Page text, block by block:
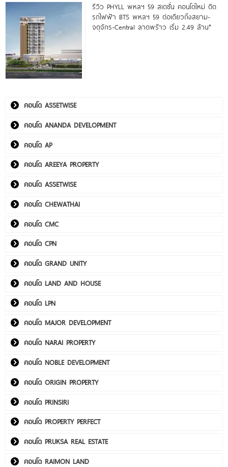
รีวิว PHYLL พหลฯ 59 สเตชั่น คอนโดใหม่ ติด
รถไฟฟ้า BTS พหลฯ 59 ต่อเดียวถึงสยาม-
จตุจักร-Central ลาดพร้าว เริ่ม 2.49 ล้าน*
คอนโด ASSETWISE
คอนโด ANANDA DEVELOPMENT
คอนโด AP
คอนโด AREEYA PROPERTY
คอนโด ASSETWISE
คอนโด CHEWATHAI
คอนโด CMC
คอนโด CPN
คอนโด GRAND UNITY
คอนโด LAND AND HOUSE
คอนโด LPN
คอนโด MAJOR DEVELOPMENT
คอนโด NARAI PROPERTY
คอนโด NOBLE DEVELOPMENT
คอนโด ORIGIN PROPERTY
คอนโด PRINSIRI
คอนโด PROPERTY PERFECT
คอนโด PRUKSA REAL ESTATE
คอนโด RAIMON LAND